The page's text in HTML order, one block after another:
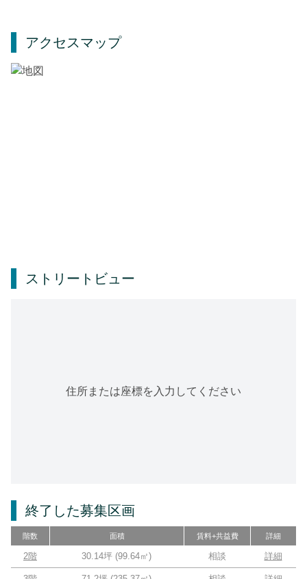
アクセスマップ
ストリートビュー
住所または座標を入力してください
終了した募集区画
階数 面積 賃料+共益費 詳細
2階 30.14坪 (99.64㎡) 相談 詳細